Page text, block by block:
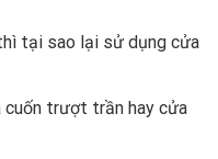
tại sao lại sử dụng cửa
cuốn trượt trần hay cửa